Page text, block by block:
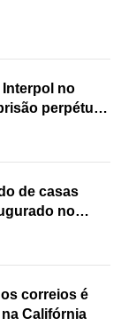
Interpol no
perpétua
de casas
no
correios é
Califórnia